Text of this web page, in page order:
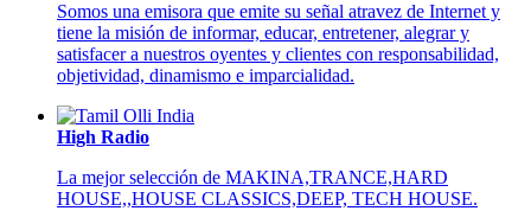
Somos una emisora que emite su señal atravez de Internet y
tiene la misión de informar, educar, entretener, alegrar y
satisfacer a nuestros oyentes y clientes con responsabilidad,
objetividad, dinamismo e imparcialidad.
High Radio
La mejor selección de MAKINA,TRANCE,HARD
HOUSE,,HOUSE CLASSICS,DEEP, TECH HOUSE.